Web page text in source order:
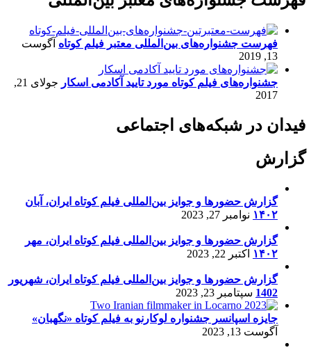
فهرست جشنواره‌های بین‌المللی معتبر فیلم کوتاه آگوست
13, 2019
جشنواره‌های فیلم کوتاه مورد تایید آکادمی اسکار
جولای 21,
2017
فیدان در شبکه‌های اجتماعی
گزارش
گزارش حضورها و جوایز بین‌المللی فیلم کوتاه ایران، آبان
۱۴۰۲ نوامبر 27, 2023
گزارش حضورها و جوایز بین‌المللی فیلم کوتاه ایران، مهر
۱۴۰۲ اکتبر 22, 2023
گزارش حضورها و جوایز بین‌المللی فیلم کوتاه ایران، شهریور
1402 سپتامبر 23, 2023
جایزه اسپانسر جشنواره لوکارنو به فیلم کوتاه «نگهبان»
آگوست 13, 2023